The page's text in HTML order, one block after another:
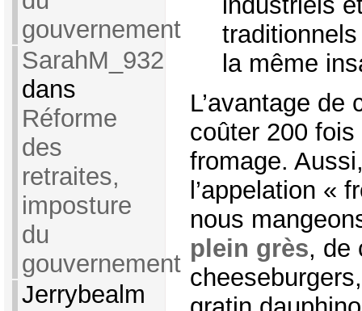
gouvernement
SarahM_932
dans
Réforme
des
retraites,
imposture
du
gouvernement
Jerrybealm
la même
L’avantage de
coûter 200
fromage.
l’appelation «
nous
plein grès, de